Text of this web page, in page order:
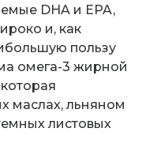
DHA и EPA,
и, как
пользу
омега-3 жирной
маслах, льняном
листовых